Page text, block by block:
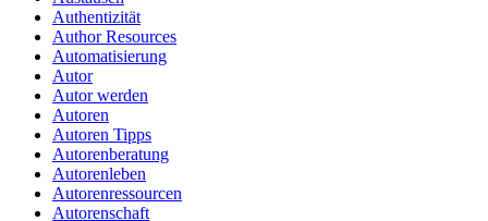
Authentizität
Author Resources
Automatisierung
Autor
Autor werden
Autoren
Autoren Tipps
Autorenberatung
Autorenleben
Autorenressourcen
Autorenschaft